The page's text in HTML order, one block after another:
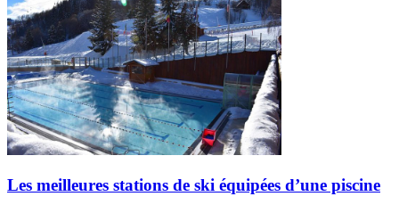
Les meilleures stations de ski équipées d’une piscine